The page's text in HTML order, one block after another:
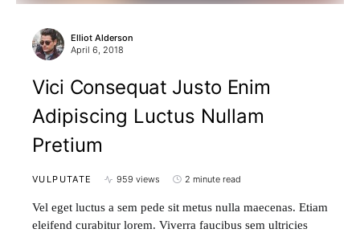
Elliot Alderson
April 6, 2018
Vici Consequat Justo Enim
Adipiscing Luctus Nullam
Pretium
VULPUTATE 959 views 2 minute read
Vel eget luctus a sem pede sit metus nulla maecenas. Etiam
eleifend curabitur lorem. Viverra faucibus sem ultricies